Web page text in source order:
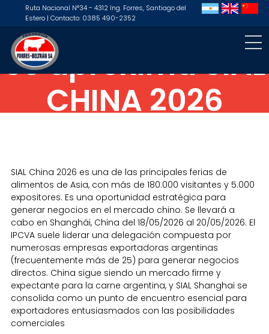
Ruta Nacional N°34 - 4312 Ing. Forres, Santiago del
Estero | Contacto: 0385 490-2352
Se aproxima SIAL
CHINA 2026
SIAL China 2026 es una de las principales ferias de
alimentos de Asia, con más de 180.000 visitantes y 5.000
expositores. Es una oportunidad estratégica para
generar negocios en el mercado chino. Se llevará a
cabo en Shanghái, China del 18/05/2026 al 20/05/2026. El
IPCVA suele liderar una delegación compuesta por
numerosas empresas exportadoras argentinas
(frecuentemente más de 25) para generar negocios
directos. China sigue siendo un mercado firme y
expectante para la carne argentina, y SIAL Shanghai se
consolida como un punto de encuentro esencial para
exportadores entusiasmados con las posibilidades
comerciales